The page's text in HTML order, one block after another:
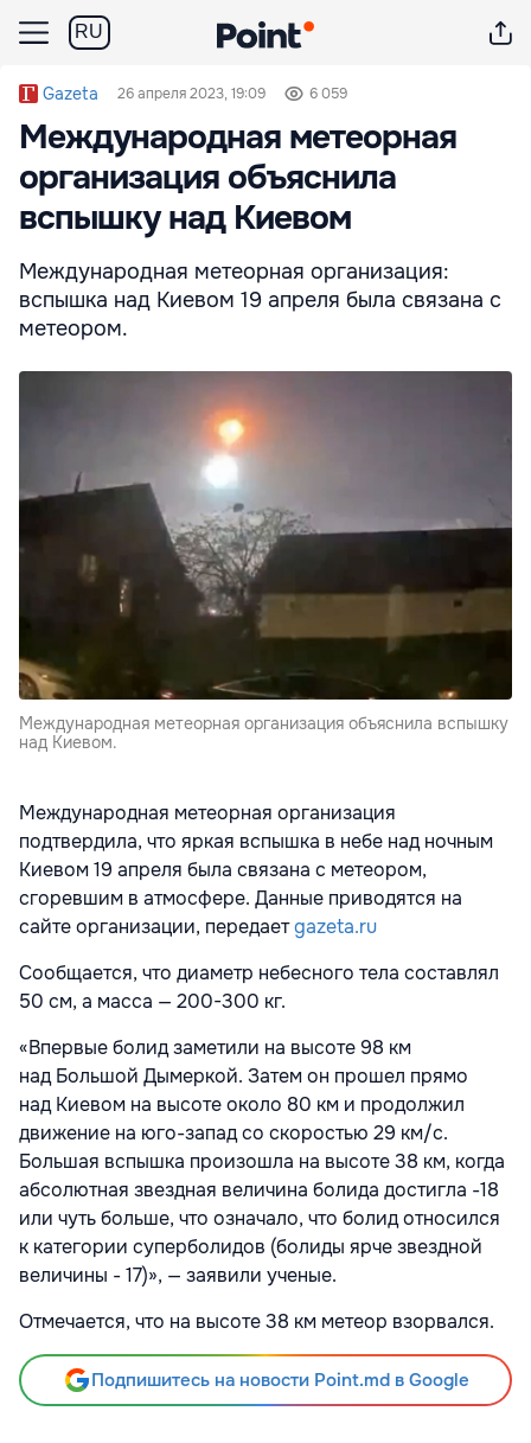
RU
Gazeta 26 апреля 2023, 19:09 6 059
Международная метеорная
организация объяснила
вспышку над Киевом
Международная метеорная организация:
вспышка над Киевом 19 апреля была связана с
метеором.
Международная метеорная организация объяснила вспышку
над Киевом.
Международная метеорная организация
подтвердила, что яркая вспышка в небе над ночным
Киевом 19 апреля была связана с метеором,
сгоревшим в атмосфере. Данные приводятся на
сайте организации, передаетgazeta.ru
Сообщается, что диаметр небесного тела составлял
50 см, а масса — 200-300 кг.
«Впервые болид заметили на высоте 98 км
над Большой Дымеркой. Затем он прошел прямо
над Киевом на высоте около 80 км и продолжил
движение на юго-запад со скоростью 29 км/с.
Большая вспышка произошла на высоте 38 км, когда
абсолютная звездная величина болида достигла -18
или чуть больше, что означало, что болид относился
к категории суперболидов (болиды ярче звездной
величины - 17)», — заявили ученые.
Отмечается, что на высоте 38 км метеор взорвался.
Подпишитесь на новости Point.md в Google